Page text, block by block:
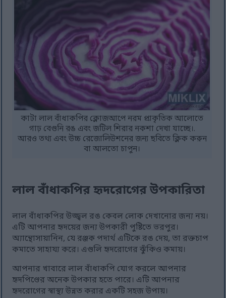
কাটা লাল বাঁধাকপির ক্লোজআপে নরম প্রাকৃতিক আলোতে
গাঢ় বেগুনি রঙ এবং জটিল শিরার নকশা দেখা যাচ্ছে।.
আরও তথ্য এবং উচ্চ রেজোলিউশনের জন্য ছবিতে ক্লিক করুন
বা আলতো চাপুন।
লাল বাঁধাকপির হৃদরোগের উপকারিতা
লাল বাঁধাকপির উজ্জ্বল রঙ কেবল লোক দেখানোর জন্য নয়।
এটি আপনার হৃদয়ের জন্য উপকারী পুষ্টিতে ভরপুর।
অ্যান্থোসায়ানিন, যে রঞ্জক পদার্থ এটিকে রঙ দেয়, তা রক্তচাপ
কমাতে সাহায্য করে। এগুলি হৃদরোগের ঝুঁকিও কমায়।
আপনার খাবারে লাল বাঁধাকপি যোগ করলে আপনার
হৃদপিণ্ডের অনেক উপকার হতে পারে। এটি আপনার
হৃদরোগের স্বাস্থ্য উন্নত করার একটি সহজ উপায়।